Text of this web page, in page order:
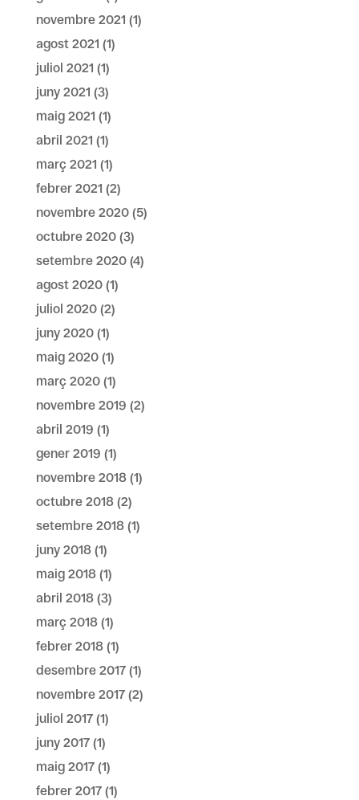
novembre 2021 (1)
agost 2021 (1)
juliol 2021 (1)
juny 2021 (3)
maig 2021 (1)
abril 2021 (1)
març 2021 (1)
febrer 2021 (2)
novembre 2020(5)
octubre 2020(3)
setembre 2020(4)
agost 2020(1)
juliol 2020(2)
juny 2020(1)
maig 2020(1)
març 2020(1)
novembre 2019 (2)
abril 2019 (1)
gener 2019 (1)
novembre 2018(1)
octubre 2018(2)
setembre 2018(1)
juny 2018(1)
maig 2018(1)
abril 2018(3)
març 2018(1)
febrer 2018(1)
desembre 2017(1)
novembre 2017(2)
juliol 2017(1)
juny 2017(1)
maig 2017(1)
febrer 2017(1)